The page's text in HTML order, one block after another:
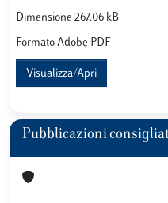
Dimensione 267.06 kB
Formato Adobe PDF
Visualizza/Apri
Pubblicazioni